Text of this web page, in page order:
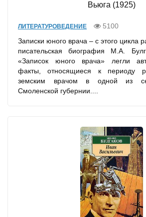
Вьюга (1925)
ЛИТЕРАТУРОВЕДЕНИЕ
5100
Записки юного врача – с этого цикла
писательская биография М.А.
«Записок юного врача» легли
факты, относящиеся к периоду
земским врачом в одной из
Смоленской губернии....